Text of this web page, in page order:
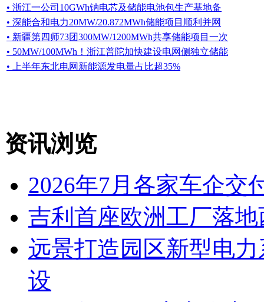
• 浙江一公司10GWh钠电芯及储能电池包生产基地备
• 深能合和电力20MW/20.872MWh储能项目顺利并网
• 新疆第四师73团300MW/1200MWh共享储能项目一次
• 50MW/100MWh！浙江普陀加快建设电网侧独立储能
• 上半年东北电网新能源发电量占比超35%
资讯浏览
2026年7月各家车企交
吉利首座欧洲工厂落
远景打造园区新型电
设